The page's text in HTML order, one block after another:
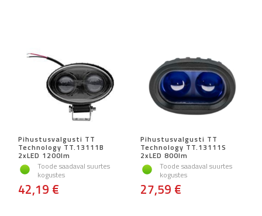
Pihustusvalgusti TT
Technology TT.13111B
2xLED 1200lm
Toode saadaval suurtes
kogustes
42,19 €
Pihustusvalgusti TT
Technology TT.13111S
2xLED 800lm
Toode saadaval suurtes
kogustes
27,59 €